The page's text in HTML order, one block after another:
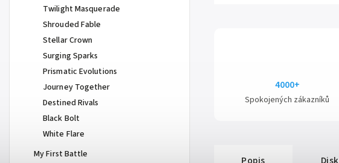
Twilight Masquerade
Shrouded Fable
Stellar Crown
Surging Sparks
Prismatic Evolutions
Journey Together
Destined Rivals
Black Bolt
White Flare
My First Battle
4000+
Spokojených zákazníků